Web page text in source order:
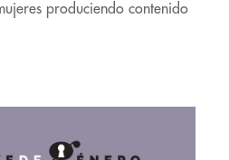
produciendo contenido